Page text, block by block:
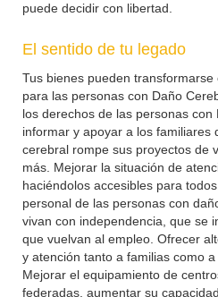
puede decidir con libertad.
El sentido de tu legado
Tus bienes pueden
para las personas con Daño
los derechos de las personas
informar y apoyar a los familiares
cerebral rompe sus proyectos de
más. Mejorar la situación de
haciéndolos accesibles para
personal de las personas con
vivan con independencia, que se
que vuelvan al empleo. Ofrecer
y atención tanto a familias como
Mejorar el equipamiento de
federadas, aumentar su